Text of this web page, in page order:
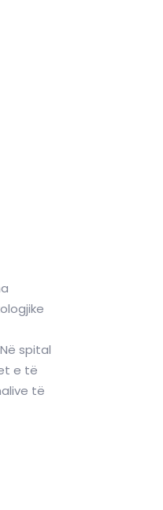
spital
e të
të